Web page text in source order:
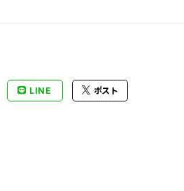
LINE ポスト